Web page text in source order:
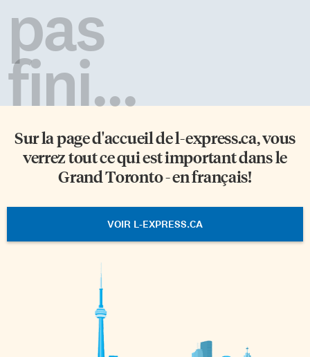
pas
fini...
Sur la page d'accueil del-express.ca, vous
verrez tout ce qui est important dans le
Grand Toronto - en français!
VOIR L-EXPRESS.CA